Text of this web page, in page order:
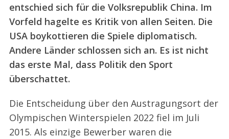
entschied sich für die Volksrepublik China. Im
Vorfeld hagelte es Kritik von allen Seiten. Die
USA boykottieren die Spiele diplomatisch.
Andere Länder schlossen sich an. Es ist nicht
das erste Mal, dass Politik den Sport
überschattet.
Die Entscheidung über den Austragungsort der
Olympischen Winterspielen 2022 fiel im Juli
2015. Als einzige Bewerber waren die